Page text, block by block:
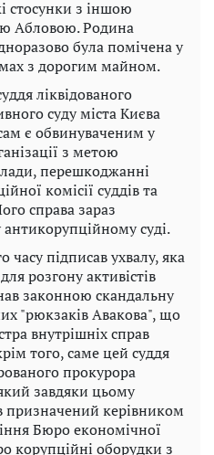
стосунки з іншою
Абловою. Родина
була помічена у
з дорогим майном.
ліквідованого
суду міста Києва
є обвинуваченим у
з метою
перешкоджанні
комісії суддів та
справа зараз
суді.
часу підписав ухвалу, яка
розгону активістів
законною скандальну
"рюкзаків Авакова", що
внутрішніх справ
того, саме цей суддя
прокурора
завдяки цьому
призначений керівником
Бюро економічної
корупційні оборудки з